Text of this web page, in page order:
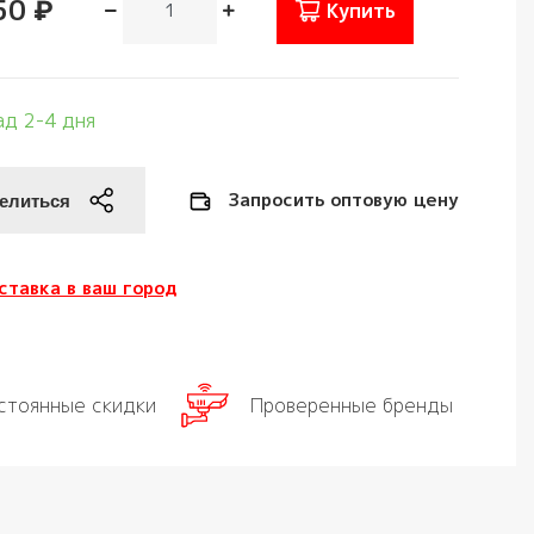
₽ Купить
2-4 дня
Запросить оптовую цену
в ваш город
скидки Проверенные бренды